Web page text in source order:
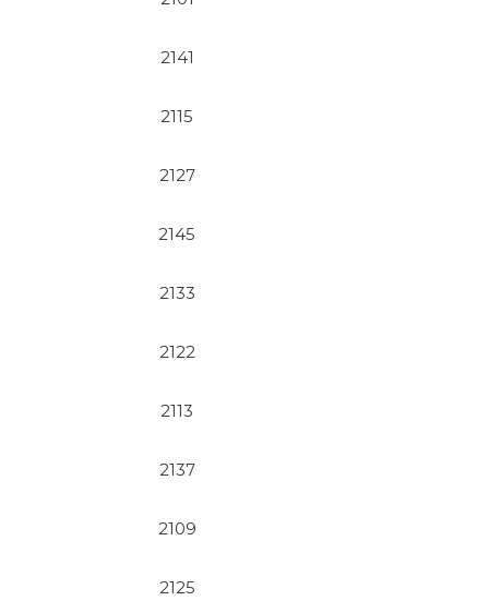
2141
2115
2127
2145
2133
2122
2113
2137
2109
2125